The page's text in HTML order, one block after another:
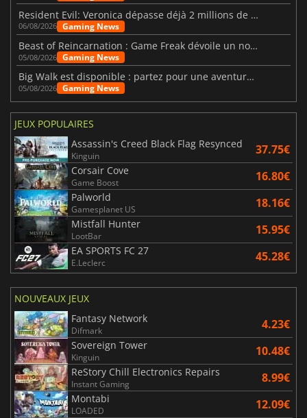
Resident Evil: Veronica dépasse déjà 2 millions de wishlists
06/08/2026 Gaming News
Beast of Reincarnation : Game Freak dévoile un nouveau pari
05/08/2026 Gaming News
Big Walk est disponible : partez pour une aventure entre amis
05/08/2026 Gaming News
JEUX POPULAIRES
Assassin's Creed Black Flag Resynced
Kinguin 37.75€
Corsair Cove
Game Boost 16.80€
Palworld
Gamesplanet US 18.16€
Mistfall Hunter
LootBar 15.95€
EA SPORTS FC 27
E.Leclerc 45.28€
NOUVEAUX JEUX
Fantasy Network
Difmark 4.23€
Sovereign Tower
Kinguin 10.48€
ReStory Chill Electronics Repairs
Instant Gaming 8.99€
Montabi
LOADED 12.09€